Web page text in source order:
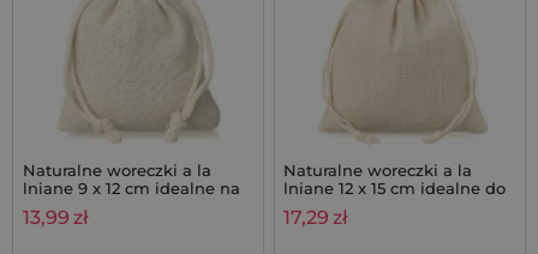
Naturalne woreczki a la
lniane 9 x 12 cm idealne na
mydełka lawendowe,
zestaw 10 szt.
13,99 zł
Naturalne woreczki a la
lniane 12 x 15 cm idealne do
zestawów lawendowych - 10
szt.
17,29 zł